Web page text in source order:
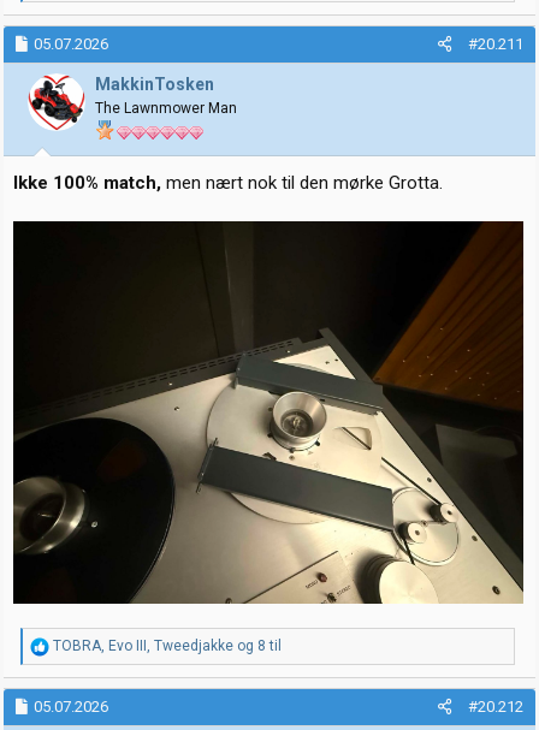
a
k
j
o
n
e
r
:
05.07.2026 #20.211
MakkinTosken
The Lawnmower Man
Ikke 100% match, men nært nok til den mørke Grotta.
R
e
a
k
TOBRA Evo III Tweedjakke og 8 til
05.07.2026 #20.212